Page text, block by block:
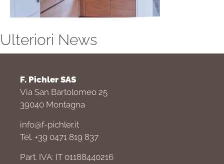
Ulteriori News
F. Pichler SAS
Via San Bartolomeo 25
39040 Montagna
info@f-pichler.it
Tel. +39 0471 819 837
Part. IVA: IT 01188440216